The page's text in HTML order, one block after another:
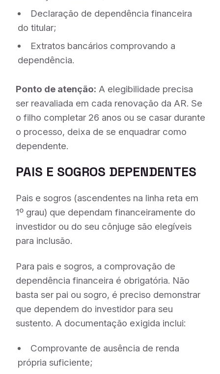
Declaração de dependência financeira
do titular;
Extratos bancários comprovando a
dependência.
Ponto de atenção: A elegibilidade precisa
ser reavaliada em cada renovação da AR. Se
o filho completar 26 anos ou se casar durante
o processo, deixa de se enquadrar como
dependente.
PAIS E SOGROS DEPENDENTES
Pais e sogros (ascendentes na linha reta em
1º grau) que dependam financeiramente do
investidor ou do seu cônjuge são elegíveis
para inclusão.
Para pais e sogros, a comprovação de
dependência financeira é obrigatória. Não
basta ser pai ou sogro, é preciso demonstrar
que dependem do investidor para seu
sustento. A documentação exigida inclui:
Comprovante de ausência de renda
própria suficiente;